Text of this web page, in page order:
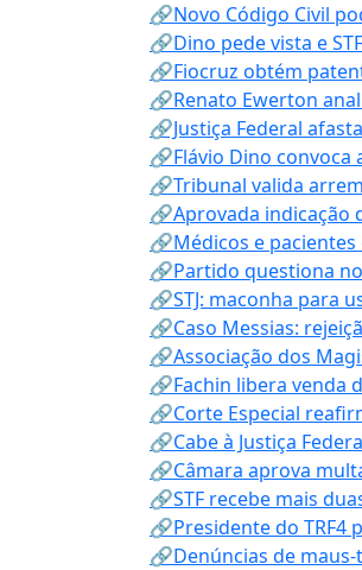
🔗Novo Código Civil
🔗Dino pede vista e
🔗Fiocruz obtém
🔗Renato Ewerton
🔗Justiça Federal
🔗Flávio Dino convoca
🔗Tribunal valida
🔗Aprovada indicação
🔗Médicos e
🔗Partido questiona
🔗STJ: maconha para
🔗Caso Messias:
🔗Associação dos
🔗Fachin libera venda
🔗Corte Especial
🔗Cabe à Justiça
🔗Câmara aprova
🔗STF recebe mais
🔗Presidente do TRF4
🔗Denúncias de